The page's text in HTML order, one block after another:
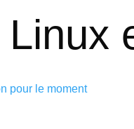
pour le moment